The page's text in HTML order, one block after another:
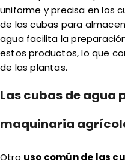
uniforme y precisa en los
de las cubas para
agua facilita la
estos productos, lo que
de las plantas.
Las cubas de agua
maquinaria
Otro uso común de las